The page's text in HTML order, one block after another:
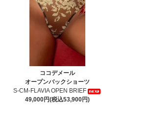
ココデメール
オープンバックショーツ
S-CM-FLAVIA OPEN BRIEF
49,000円(税込53,900円)